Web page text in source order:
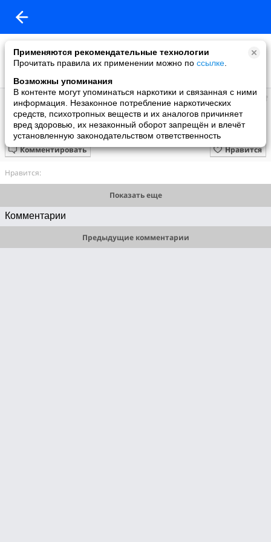
Применяются рекомендательные технологии
Прочитать правила их применении можно по ссылке
Возможны упоминания
В контенте могут упоминаться наркотики и связанная с ними
информация. Незаконное потребление наркотических
средств, психотропных веществ и их аналогов причиняет
вред здоровью, их незаконный оборот запрещён и влечёт
установленную законодательством ответственность
Галина Эдуардовна
добавила видео
09.06.2010
Аэродром Котлы
Нравится
Комментировать
Нравится:
Показать еще
Комментарии
Предыдущие комментарии